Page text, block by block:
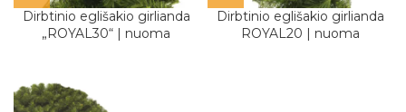
Dirbtinio eglišakio girlianda
„ROYAL30“ | nuoma
Dirbtinio eglišakio girlianda
ROYAL20 | nuoma